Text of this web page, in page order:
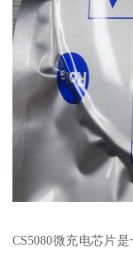
CS5080微充电芯片